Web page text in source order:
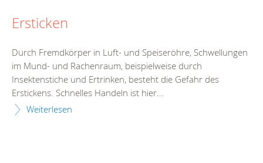
Ersticken
Durch Fremdkörper in Luft- und Speiseröhre, Schwellungen
im Mund- und Rachenraum, beispielweise durch
Insektenstiche und Ertrinken, besteht die Gefahr des
Erstickens. Schnelles Handeln ist hier...
Weiterlesen